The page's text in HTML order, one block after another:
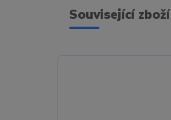
Související zboží